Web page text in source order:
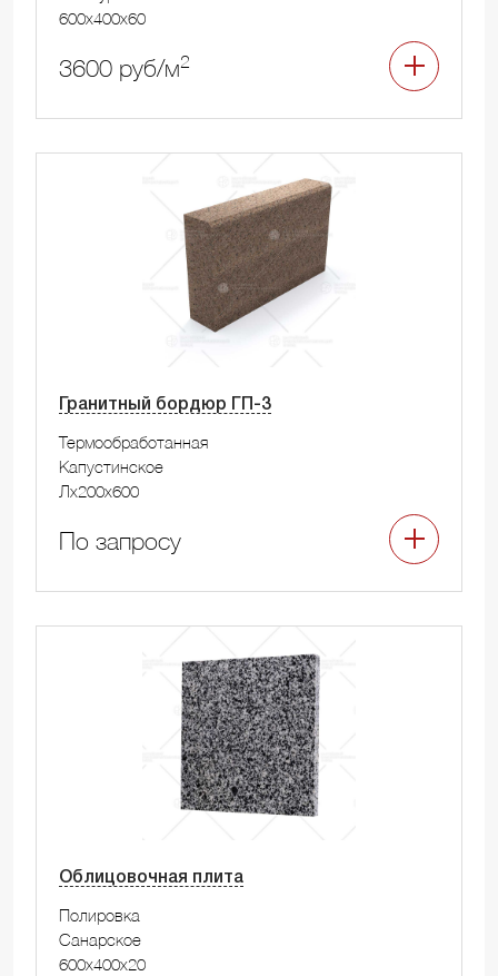
600x400x60
3600 руб/м2
Гранитный бордюр ГП-3
Термообработанная
Капустинское
Лx200x600
По запросу
Облицовочная плита
Полировка
Санарское
600x400x20